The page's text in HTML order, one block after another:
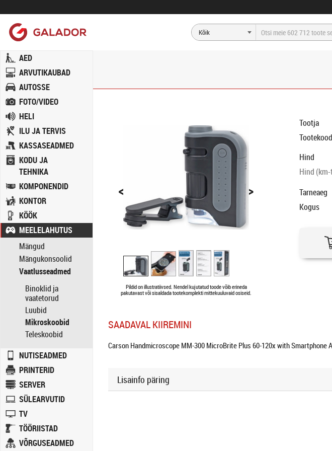
AED
ARVUTIKAUBAD
AUTOSSE
FOTO/VIDEO
HELI
ILU JA TERVIS
KASSASEADMED
KODU JA
TEHNIKA
KOMPONENDID
KONTOR
KÖÖK
MEELELAHUTUS
Mängud
Mängukonsoolid
Vaatlusseadmed
Binoklid ja
vaatetorud
Luubid
Mikroskoobid
Teleskoobid
NUTISEADMED
PRINTERID
SERVER
SÜLEARVUTID
TV
TÖÖRIISTAD
VÕRGUSEADMED
< >
Pildid on illustratiivsed. Nendel kujutatud toode võib erineda
pakutavast või sisaldada tootekomplekti mittekuuluvaid osiseid.
Tootja
Tootekood
Hind
Hind
Tarneaeg
Kogus
SAADAVAL KIIREMINI
Carson Handmicroscope MM-300 MicroBrite Plus 60-120x with Smartphone
Lisainfo päring